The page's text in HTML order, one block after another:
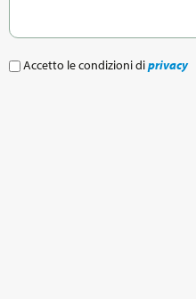
Accetto le condizioni diprivacy